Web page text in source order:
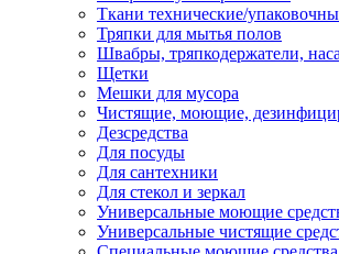
Ткани технические/
Тряпки для мытья полов
Швабры, тряпкодержатели,
Щетки
Мешки для мусора
Чистящие, моющие,
Дезсредства
Для посуды
Для сантехники
Для стекол и зеркал
Универсальные моющие
Универсальные чистящие